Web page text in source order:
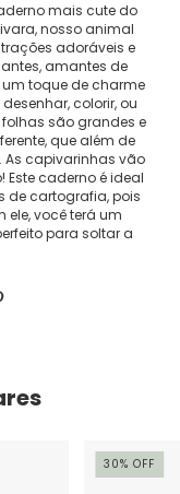
mais cute do
nosso animal
adoráveis e
amantes de
toque de charme
colorir, ou
são grandes e
que além de
As capivarinhas vão
Este caderno é ideal
de cartografia, pois
você terá um
para soltar a
30%OFF